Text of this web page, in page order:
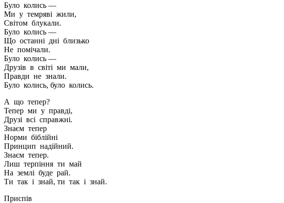
Було колись —
Ми у темряві жили,
Світом блукали.
Було колись —
Що останні дні близько
Не помічали.
Було колись —
Друзів в світі ми мали,
Правди не знали.
Було колись, було колись.
А що тепер?
Тепер ми у правді,
Друзі всі справжні.
Знаєм тепер
Норми біблійні
Принцип надійний.
Знаєм тепер.
Лиш терпіння ти май
На землі буде рай.
Ти так і знай, ти так і знай.
Приспів